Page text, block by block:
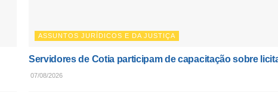
ASSUNTOS JURÍDICOS E DA JUSTIÇA
Servidores de Cotia participam de capacitação sobre
07/08/2026